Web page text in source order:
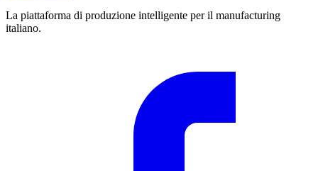
La piattaforma di produzione intelligente per il manufacturing
italiano.